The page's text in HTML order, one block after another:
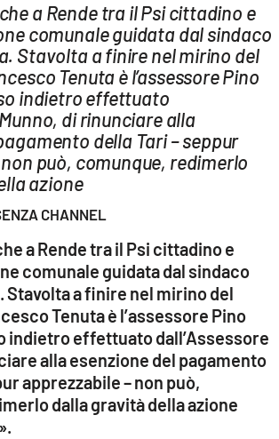
a Rende tra il Psi cittadino e
comunale guidata dal sindaco
Stavolta a finire nel mirino del
Tenuta è l’assessore Pino
indietro effettuato
di rinunciare alla
della Tari – seppur
può, comunque, redimerlo
azione
CHANNEL
a Rende tra il Psi cittadino e
comunale guidata dal sindaco
Stavolta a finire nel mirino del
Tenuta è l’assessore Pino
indietro effettuato dall’Assessore
alla esenzione del pagamento
apprezzabile – non può,
dalla gravità della azione